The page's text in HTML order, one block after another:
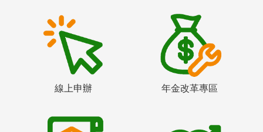
線上申辦 年金改革專區